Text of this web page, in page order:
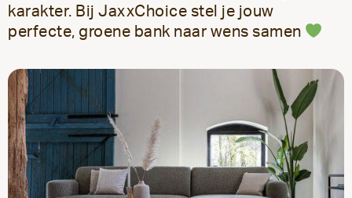
karakter. Bij JaxxChoice stel je jouw
perfecte, groene bank naar wens samen